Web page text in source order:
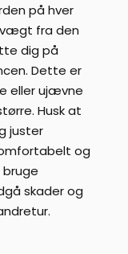
på hver
vægt fra den
dig på
Dette er
eller ujævne
Husk at
juster
og
skader og